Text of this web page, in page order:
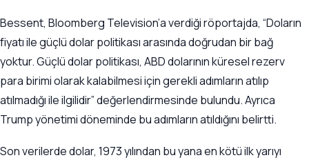
Bessent, Bloomberg Television’a verdiği röportajda, “Doların
fiyatı ile güçlü dolar politikası arasında doğrudan bir bağ
yoktur. Güçlü dolar politikası, ABD dolarının küresel rezerv
para birimi olarak kalabilmesi için gerekli adımların atılıp
atılmadığı ile ilgilidir” değerlendirmesinde bulundu. Ayrıca
Trump yönetimi döneminde bu adımların atıldığını belirtti.
Son verilerde dolar, 1973 yılından bu yana en kötü ilk yarıyı